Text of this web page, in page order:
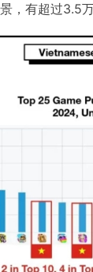
，有超过3.5